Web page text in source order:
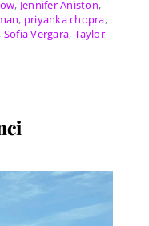
, Jennifer Aniston,
, priyanka chopra,
, Sofia Vergara, Taylor